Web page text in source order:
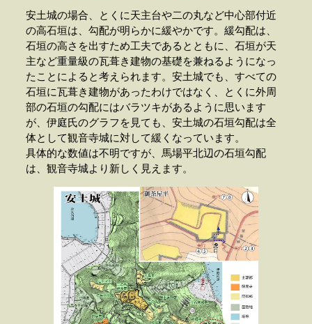
安土城の場合、とくに天主台や二の丸など中心部付近
の高石垣は、勾配が明らかに緩やかです。緩勾配は、
石垣の高さを出すため工夫であるとともに、石垣が天
主など重量級の瓦葺き建物の基礎を兼ねるようになっ
たことによると考えられます。安土城でも、すべての
石垣に瓦葺き建物があったわけではなく、とくに外周
部の石垣の勾配にはバラツキがあるように思います
が、伊庭氏のグラフを見ても、安土城の石垣勾配は全
体として観音寺城に対して緩くなっています。
具体的な数値は不明ですが、馬場平北辺の石垣勾配
は、観音寺城より新しく見えます。